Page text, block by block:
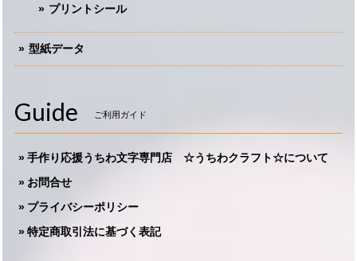
プリントシール
型紙データ
Guide ご利用ガイド
手作り応援うちわ文字専門店 ☆うちわクラフト☆について
お問合せ
プライバシーポリシー
特定商取引法に基づく表記